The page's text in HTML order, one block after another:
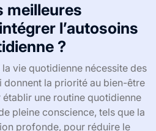
meilleures
l’autosoins
?
la vie quotidienne nécessite des
donnent la priorité au bien-être
une routine quotidienne
pleine conscience, tels que la
profonde, pour réduire le